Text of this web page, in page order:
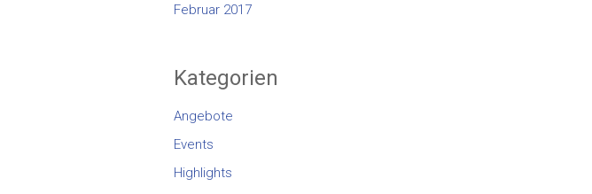
Februar 2017
Kategorien
Angebote
Events
Highlights